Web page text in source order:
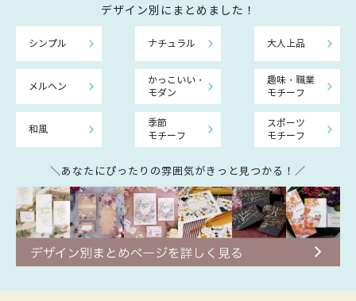
デザイン別にまとめました！
シンプル ナチュラル 大人上品
メルヘン
かっこいい・
モダン
趣味・職業
モチーフ
和風
季節
モチーフ
スポーツ
モチーフ
＼あなたにぴったりの雰囲気がきっと見つかる！／